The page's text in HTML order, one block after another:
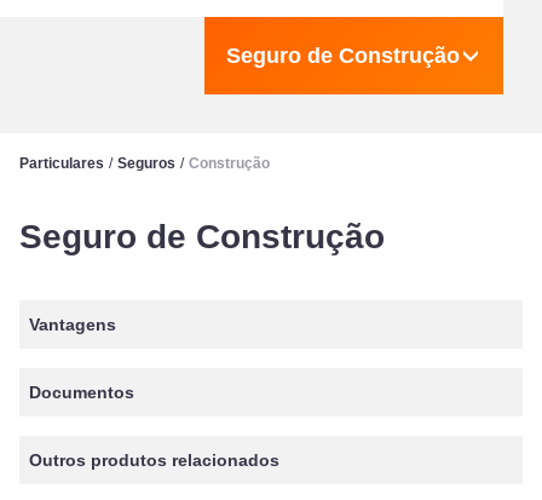
Seguro de Construção
Particulares / Seguros / Construção
Seguro de Construção
Vantagens
Documentos
Outros produtos relacionados